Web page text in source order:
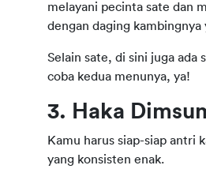
melayani pecinta sate dan
dengan daging kambingnya
Selain sate, di sini juga ada
coba kedua menunya, ya!
3. Haka
Kamu harus siap-siap antri
yang konsisten enak.